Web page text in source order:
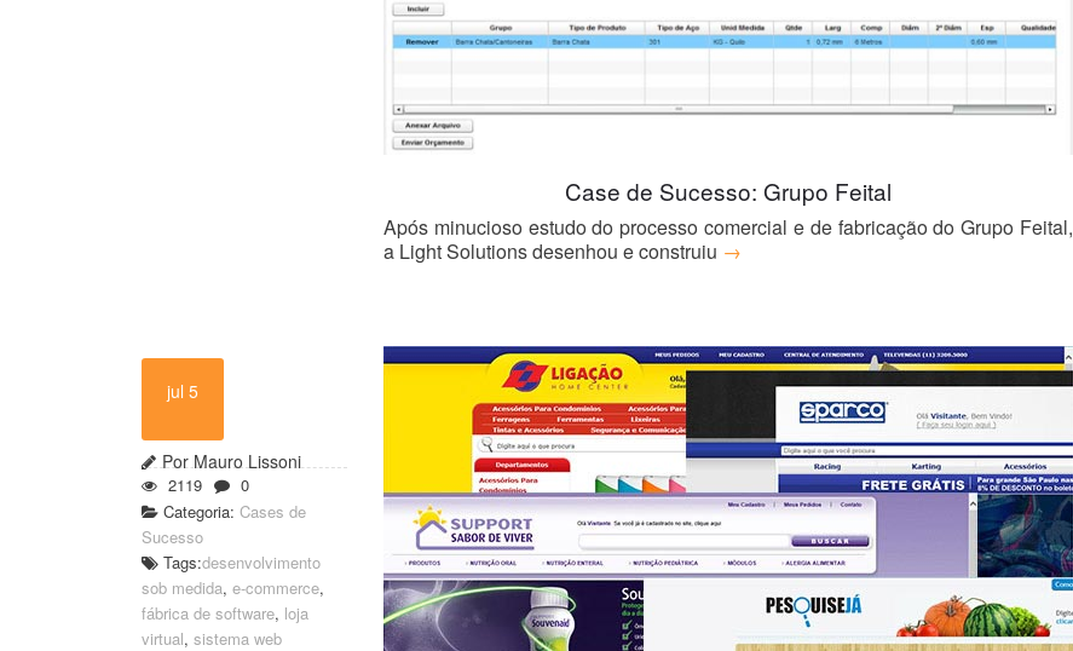
Case de Sucesso: Grupo Feital
Após minucioso estudo do processo comercial e de fabricação do Grupo Feital,
a Light Solutions desenhou e construiu →
jul 5
Por Mauro Lissoni
2119
0
Categoria: Cases de
Sucesso
Tags:desenvolvimento
sob medida, e-commerce,
fábrica de software, loja
virtual, sistema web